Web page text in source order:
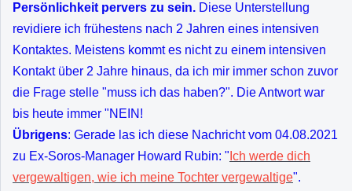
Persönlichkeit pervers zu sein. Diese Unterstellung
revidiere ich frühestens nach 2 Jahren eines intensiven
Kontaktes. Meistens kommt es nicht zu einem intensiven
Kontakt über 2 Jahre hinaus, da ich mir immer schon zuvor
die Frage stelle "muss ich das haben?". Die Antwort war
bis heute immer "NEIN!
Übrigens: Gerade las ich diese Nachricht vom 04.08.2021
zu Ex-Soros-Manager Howard Rubin: " Ich werde dich
vergewaltigen, wie ich meine Tochter vergewaltige".